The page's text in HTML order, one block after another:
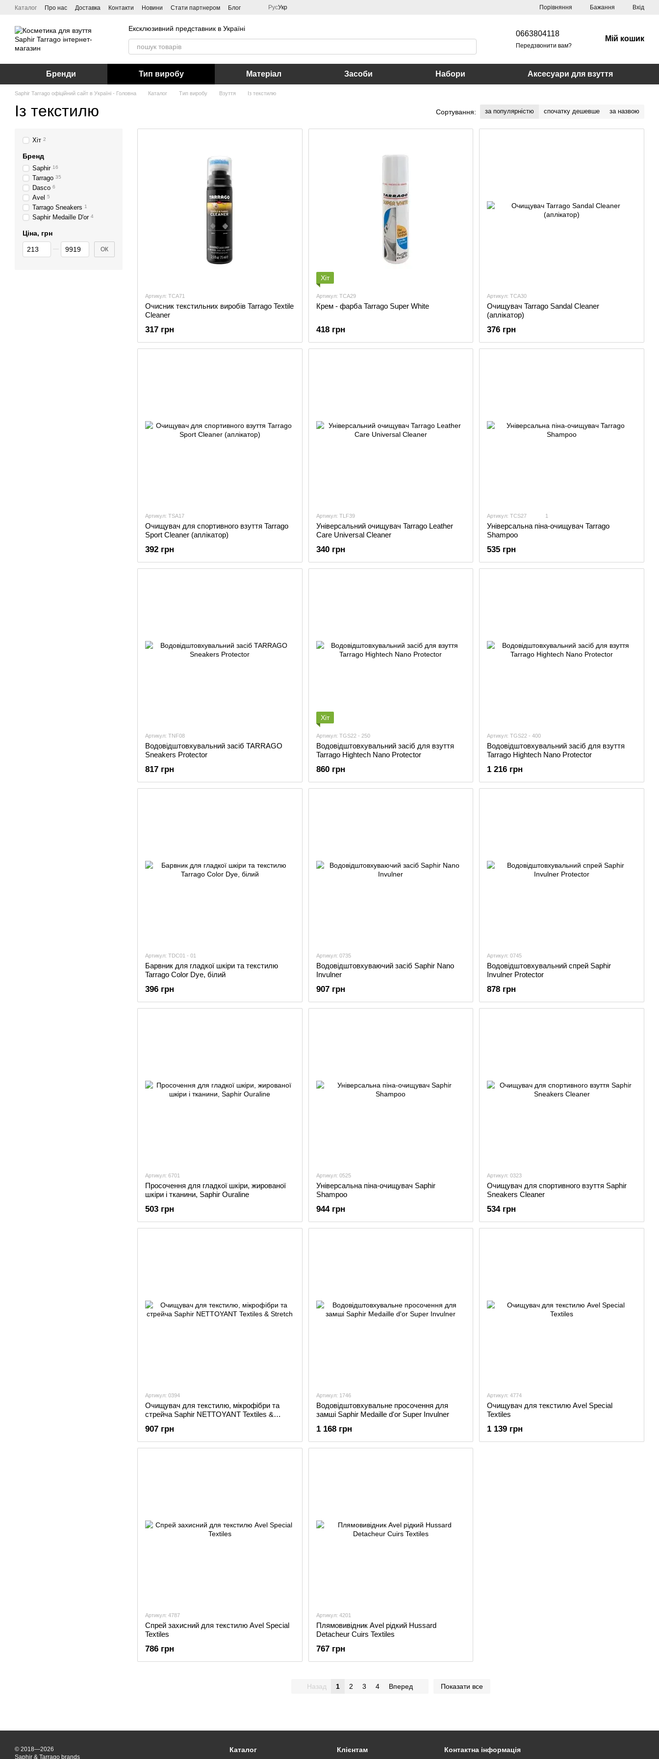
Перейти до основного контенту
Каталог Про нас Доставка Контакти Новини Стати партнером Блог РусУкр Порівняння Бажання Вхід
Ексклюзивний представник в Україні
0663804118
Передзвонити вам?
Мій кошик
Бренди Тип виробу Матеріал Засоби Набори Аксесуари для взуття
Saphir Tarrago офіційний сайт в Україні - Головна Каталог Тип виробу Взуття Із текстилю
Із текстилю Сортування: за популярністю спочатку дешевше за назвою
Артикул: TCA71
Очисник текстильних виробів Tarrago Textile
Cleaner
317 грн
Хіт
Артикул: TCA29
Крем - фарба Tarrago Super White
418 грн
Артикул: TCA30
Очищувач Tarrago Sandal Cleaner
(аплікатор)
376 грн
Артикул: TSA17
Очищувач для спортивного взуття Tarrago
Sport Cleaner (аплікатор)
392 грн
Артикул: TLF39
Універсальний очищувач Tarrago Leather
Care Universal Cleaner
340 грн
Артикул: TCS27 1
Універсальна піна-очищувач Tarrago
Shampoo
535 грн
Артикул: TNF08
Водовідштовхувальний засіб TARRAGO
Sneakers Protector
817 грн
Хіт
Артикул: TGS22 - 250
Водовідштовхувальний засіб для взуття
Tarrago Hightech Nano Protector
860 грн
Артикул: TGS22 - 400
Водовідштовхувальний засіб для взуття
Tarrago Hightech Nano Protector
1 216 грн
Артикул: TDC01 - 01
Барвник для гладкої шкіри та текстилю
Tarrago Color Dye, білий
396 грн
Артикул: 0735
Водовідштовхуваючий засіб Saphir Nano
Invulner
907 грн
Артикул: 0745
Водовідштовхувальний спрей Saphir
Invulner Protector
878 грн
Артикул: 6701
Просочення для гладкої шкіри, жированої
шкіри і тканини, Saphir Ouraline
503 грн
Артикул: 0525
Універсальна піна-очищувач Saphir
Shampoo
944 грн
Артикул: 0323
Очищувач для спортивного взуття Saphir
Sneakers Cleaner
534 грн
Артикул: 0394
Очищувач для текстилю, мікрофібри та
стрейча Saphir NETTOYANT Textiles &
907 грн
Артикул: 1746
Водовідштовхувальне просочення для
замші Saphir Medaille d'or Super Invulner
1 168 грн
Артикул: 4774
Очищувач для текстилю Avel Special
Textiles
1 139 грн
Артикул: 4787
Спрей захисний для текстилю Avel Special
Textiles
786 грн
Артикул: 4201
Плямовивідник Avel рідкий Hussard
Detacheur Cuirs Textiles
767 грн
Назад 1 2 3 4 Вперед Показати все
Хіт 2
Бренд
Saphir 16
Tarrago 35
Dasco 6
Avel 5
Tarrago Sneakers 1
Saphir Medaille D'or 4
Ціна, грн
Від Ціна, грн
До Ціна, грн ОК
© 2018—2026
Saphir & Tarrago brands
Каталог Клієнтам Контактна інформація